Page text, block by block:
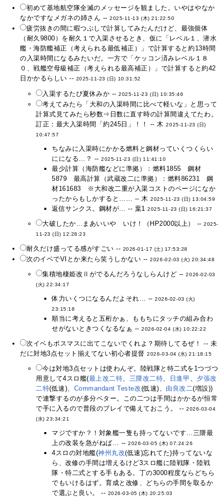
初めて基地航空隊全滅のメッセージを観ました。いやはやなか
なかですなメガネの姉さん --2025-11-13 (木) 21:22:50
疲労抜きの間に暇つぶしで計算してみたんだけど、最強個体
（耐久9800）を耐久１で入渠させるとき、仮に「レベル１、潜水
艦・海防艦補正（考えられる最低補正）」で計算すると約13時間
の入渠時間になるみたいだ。一方で「ケッコン済みレベル１８
０、戦艦空母級補正（考えられる最高補正）」で計算すると約42
日かかるらしい -- 2025-11-23 (日) 10:31:52
入渠するたび夏休みか --2025-11-23 (日) 10:35:46
考えてみたら「大和の入渠時間に比べて軽いな」と思って
計算式見てみたら秒数⇒日数に直す時の計算間違えてたわ。
訂正：最大入渠時間「約245日」！！ -- 木2025-11-23 (日)
10:47:57
ちなみに入渠時にかかる燃料と鋼材っていくつくらい
にになる…？ --2025-11-23 (日) 11:41:10
最少計算（海防艦などに準拠）：燃料1855 鋼材
5879 最高計算（武蔵改二に準拠）：燃料86231 鋼
材161683 ※大和改二重が入渠コストのページになか
ったからもしかすると…… -- 木2025-11-23 (日) 13:04:59
返信サンクス。鋼材が… -- 葉12025-11-23 (日) 16:21:37
大破したか…まあいいや いけ！（HP2000以上） --2025-
11-23 (日) 12:28:23
耐久だけ盛ってる感がすごい -- 2026-01-17 (土) 17:53:28
次のイベでVIとか来たら笑うしかない --2026-02-03 (火) 20:34:48
集積地棲姫改Ⅱがでるんだろうなしらんけど --2026-02-03
(火) 22:34:17
体力いくつになるんだよそれ… --2026-02-03 (火)
23:15:18
順当に考えると五桁かぁ、ももちにタッチの組み合わ
せがないときつくなるなぁ --2026-02-04 (水) 10:22:22
次イベもボスマスに出てこないでくれよ？期待してるぜ！ -- 未
だに対地3点セット揃えてない初心者提督2026-03-04 (水) 21:18:15
今は対地3点セットは使わんぞ。陸戦隊と特二式を1つづつ
用意して4スロ艦(最上改二特、 三隈改二特、 日進甲 、 夕張改
二特(低速)、 Commandant Teste改(低速)、 由良改二(増設))
で連撃するのが多分ベター。この二つは手間はかかるが恒常
で手に入るので普段のプレイで備えておこう。 -- 2026-03-04
(水) 23:34:21
マジですか？！対象艦一隻も持ってないです…三隈最
上の改装を急がねば… --2026-03-05 (木) 07:24:26
4スロの対地艦(神州丸改(低速)忘れてた)持ってないな
ら、改修の手間は増えるけど3スロ艦に陸戦隊・陸戦
隊・特二式とする手もある。丁の3000程度ならどちら
でもいけるはず。育成と改修、どちらの手間を取るか
で選ぶと良い。 -- 2026-03-05 (木) 20:25:03